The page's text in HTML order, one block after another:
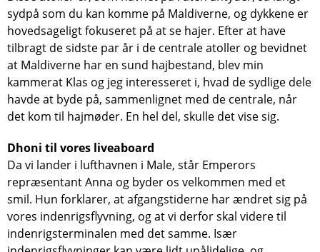
sydpå som du kan komme på Maldiverne, og dykkene er
hovedsageligt fokuseret på at se hajer. Efter at have
tilbragt de sidste par år i de centrale atoller og bevidnet
at Maldiverne har en sund hajbestand, blev min
kammerat Klas og jeg interesseret i, hvad de sydlige dele
havde at byde på, sammenlignet med de centrale, når
det kom til hajmøder. En hel del, skulle det vise sig.
Dhoni til vores liveaboard
Da vi lander i lufthavnen i Male, står Emperors
repræsentant Anna og byder os velkommen med et
smil. Hun forklarer, at afgangstiderne har ændret sig på
vores indenrigsflyvning, og at vi derfor skal videre til
indenrigsterminalen med det samme. Især